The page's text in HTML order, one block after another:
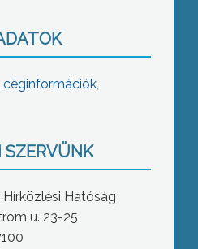
SZERVÜNK
Hatóság
u. 23-25